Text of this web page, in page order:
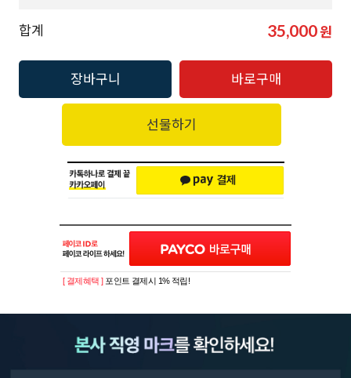
합계 35,000원
장바구니 바로구매
선물하기
[ 결제혜택 ] 포인트 결제시 1% 적립!